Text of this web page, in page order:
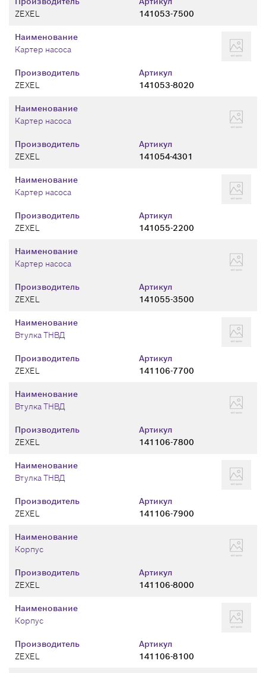
ZEXEL
141053-7500
Производитель
ZEXEL
Артикул
141053-8020
Наименование
Картер насоса
Производитель
ZEXEL
Артикул
141054-4301
Наименование
Картер насоса
Производитель
ZEXEL
Артикул
141055-2200
Наименование
Картер насоса
Производитель
ZEXEL
Артикул
141055-3500
Наименование
Картер насоса
Производитель
ZEXEL
Артикул
141106-7700
Наименование
Втулка ТНВД
Производитель
ZEXEL
Артикул
141106-7800
Наименование
Втулка ТНВД
Производитель
ZEXEL
Артикул
141106-7900
Наименование
Втулка ТНВД
Производитель
ZEXEL
Артикул
141106-8000
Наименование
Корпус
Производитель
ZEXEL
Артикул
141106-8100
Наименование
Корпус